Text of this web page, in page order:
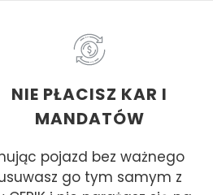
NIE PŁACISZ KAR I
MANDATÓW
pojazd bez ważnego
go tym samym z